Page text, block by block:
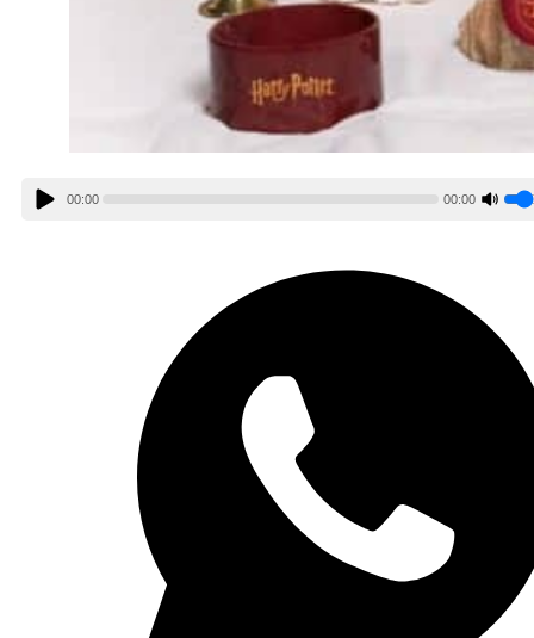
00:00 00:00